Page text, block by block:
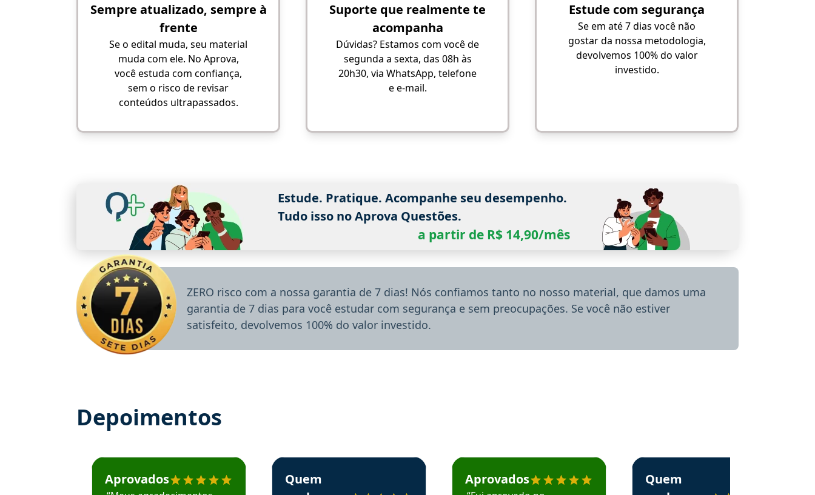
Sempre atualizado, sempre à
frente
Se o edital muda, seu material
muda com ele. No Aprova,
você estuda com confiança,
sem o risco de revisar
conteúdos ultrapassados.
Suporte que realmente te
acompanha
Dúvidas? Estamos com você de
segunda a sexta, das 08h às
20h30, via WhatsApp, telefone
e e-mail.
Estude com segurança
Se em até 7 dias você não
gostar da nossa metodologia,
devolvemos 100% do valor
investido.
Estude. Pratique. Acompanhe seu desempenho.
Tudo isso no Aprova Questões.
a partir de R$ 14,90/mês
ZERO risco com a nossa garantia de 7 dias! Nós confiamos tanto no nosso material, que damos uma
garantia de 7 dias para você estudar com segurança e sem preocupações. Se você não estiver
satisfeito, devolvemos 100% do valor investido.
Depoimentos
Estudante José recomenda o Aprova Concursos em depoimento
Aprovados
Estudante Sergio recomenda o Aprova Concursos em depoimento
Quem
Estudante Mário recomenda o Aprova Concursos em depoimento
Aprovados
Estudante Alessandra recomenda o Aprova
Quem